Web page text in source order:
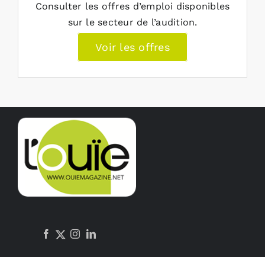
Consulter les offres d’emploi disponibles
sur le secteur de l’audition.
Voir les offres